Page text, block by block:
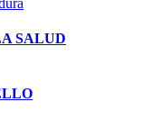
SALUD